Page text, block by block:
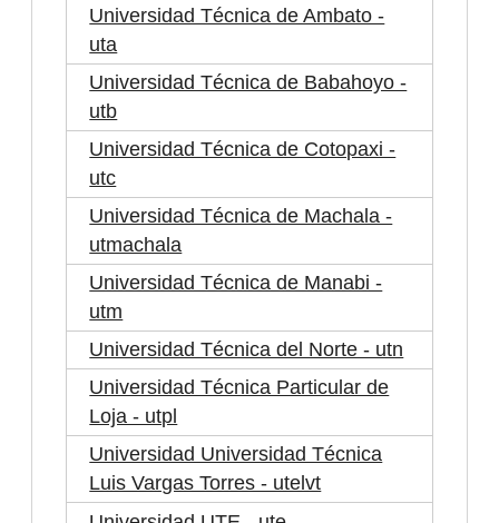
Universidad Técnica de Ambato -
uta
Universidad Técnica de Babahoyo -
utb
Universidad Técnica de Cotopaxi -
utc
Universidad Técnica de Machala -
utmachala
Universidad Técnica de Manabi -
utm
Universidad Técnica del Norte - utn
Universidad Técnica Particular de
Loja - utpl
Universidad Universidad Técnica
Luis Vargas Torres - utelvt